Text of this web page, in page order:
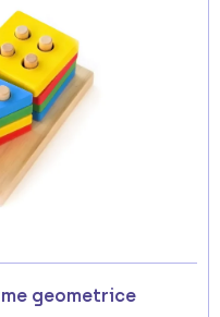
geometrice